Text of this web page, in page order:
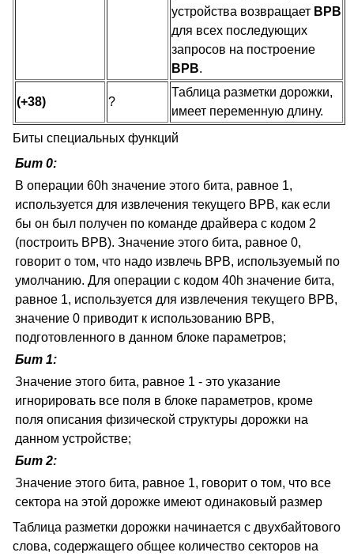
устройства возвращает BPB
для всех последующих
запросов на построение
BPB.
(+38) ?
Таблица разметки дорожки,
имеет переменную длину.
Биты специальных функций
Бит 0:
В операции 60h значение этого бита, равное 1,
используется для извлечения текущего BPB, как если
бы он был получен по команде драйвера с кодом 2
(построить BPB). Значение этого бита, равное 0,
говорит о том, что надо извлечь BPB, используемый по
умолчанию. Для операции с кодом 40h значение бита,
равное 1, используется для извлечения текущего BPB,
значение 0 приводит к использованию BPB,
подготовленного в данном блоке параметров;
Бит 1:
Значение этого бита, равное 1 - это указание
игнорировать все поля в блоке параметров, кроме
поля описания физической структуры дорожки на
данном устройстве;
Бит 2:
Значение этого бита, равное 1, говорит о том, что все
сектора на этой дорожке имеют одинаковый размер
Таблица разметки дорожки начинается с двухбайтового
слова, содержащего общее количество секторов на